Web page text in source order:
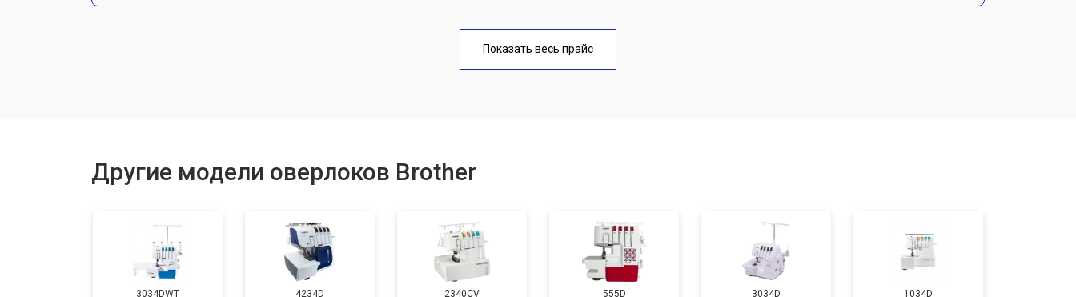
от 70 мин
Показать весь прайс
Другие модели оверлоков Brother
3034DWT 4234D 2340CV 555D 3034D 1034D